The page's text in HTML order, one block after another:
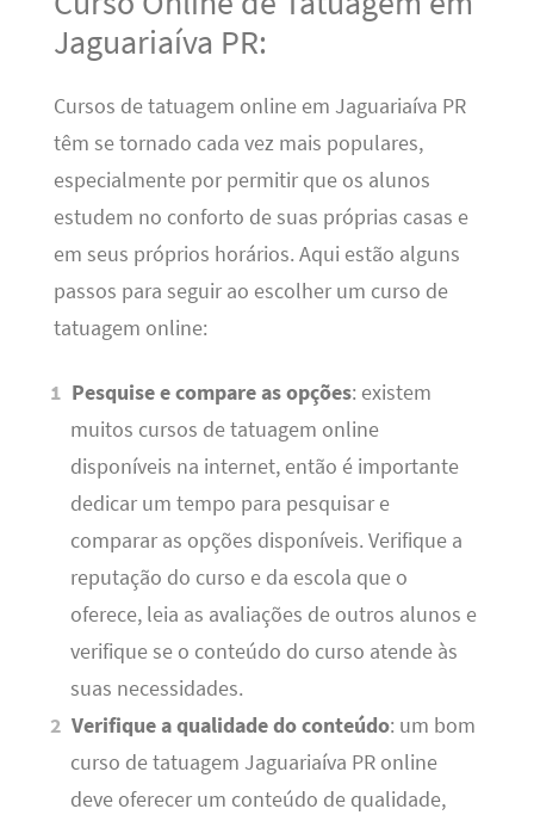
Jaguariaíva PR:
Cursos de tatuagem online em Jaguariaíva PR
têm se tornado cada vez mais populares,
especialmente por permitir que os alunos
estudem no conforto de suas próprias casas e
em seus próprios horários. Aqui estão alguns
passos para seguir ao escolher um curso de
tatuagem online:
Pesquise e compare as opções: existem
muitos cursos de tatuagem online
disponíveis na internet, então é importante
dedicar um tempo para pesquisar e
comparar as opções disponíveis. Verifique a
reputação do curso e da escola que o
oferece, leia as avaliações de outros alunos e
verifique se o conteúdo do curso atende às
suas necessidades.
Verifique a qualidade do conteúdo: um bom
curso de tatuagem Jaguariaíva PR online
deve oferecer um conteúdo de qualidade,